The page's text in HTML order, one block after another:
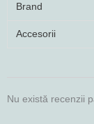
Brand
Accesorii
Nu există recenzii